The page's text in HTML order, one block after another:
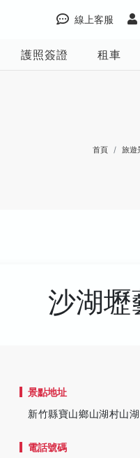
線上客服
護照簽證 租車
首頁 旅遊
沙湖壢
景點地址
新竹縣寶山鄉山湖村山
電話號碼